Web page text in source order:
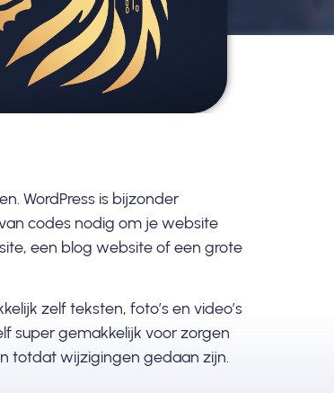
WordPress is bijzonder
codes nodig om je website
een blog website of een grote
zelf teksten, foto’s en video’s
super gemakkelijk voor zorgen
totdat wijzigingen gedaan zijn.